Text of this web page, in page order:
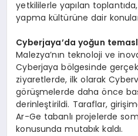
yetkililerle yapılan
yapma kültürüne dair konular
Cyberjaya’da yoğun
Malezya’nın teknoloji ve
Cyberjaya bölgesinde
ziyaretlerde, ilk olarak
görüşmelerde daha önce
derinleştirildi. Taraflar,
Ar-Ge tabanlı projelerde
konusunda mutabık kaldı.